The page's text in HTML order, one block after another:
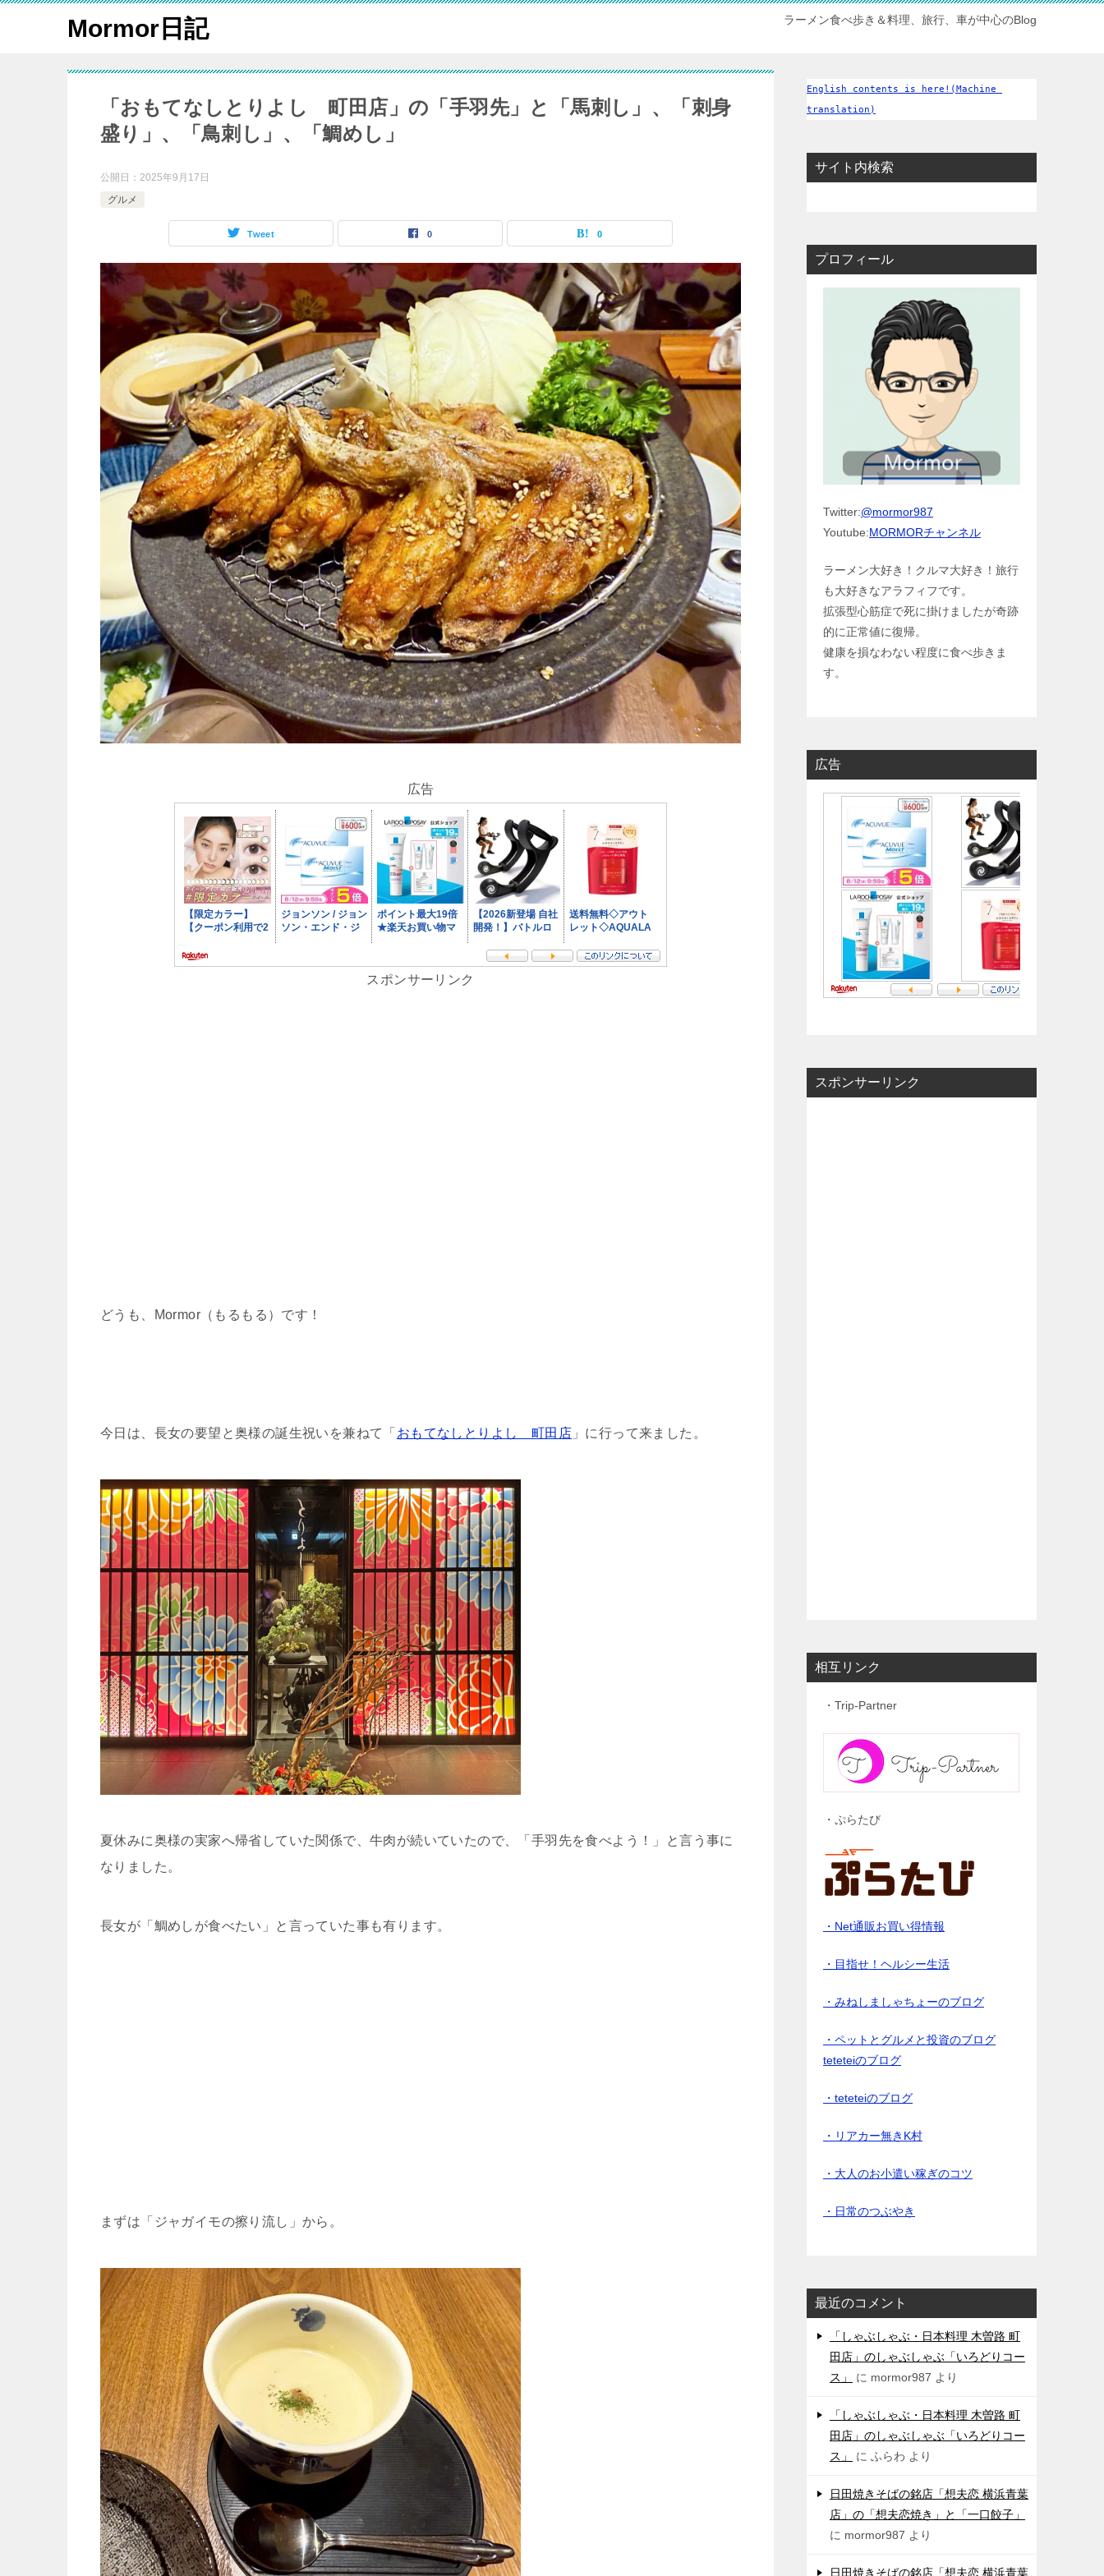
Mormor日記 ラーメン食べ歩き＆料理、旅行、車が中心のBlog
「おもてなしとりよし 町田店」の「手羽先」と「馬刺し」、「刺身
盛り」、「鳥刺し」、「鯛めし」
公開日： 2025年9月17日
グルメ
Tweet 0 0
広告
スポンサーリンク
どうも、Mormor（もるもる）です！
今日は、長女の要望と奥様の誕生祝いを兼ねて「 おもてなしとりよし 町田店 」に行って来ました。
夏休みに奥様の実家へ帰省していた関係で、牛肉が続いていたので、「手羽先を食べよう！」と言う事に
なりました。
長女が「鯛めしが食べたい」と言っていた事も有ります。
まずは「ジャガイモの擦り流し」から。
English contents is here!(Machine
translation)
サイト内検索
プロフィール
Twitter:@mormor987
Youtube:MORMORチャンネル
ラーメン大好き！クルマ大好き！旅行
も大好きなアラフィフです。
拡張型心筋症で死に掛けましたが奇跡
的に正常値に復帰。
健康を損なわない程度に食べ歩きま
す。
広告
スポンサーリンク
相互リンク
・Trip-Partner
・ぷらたび
・Net通販お買い得情報
・目指せ！ヘルシー生活
・みねしましゃちょーのブログ
・ペットとグルメと投資のブログ
teteteiのブログ
・teteteiのブログ
・リアカー無きK村
・大人のお小遣い稼ぎのコツ
・日常のつぶやき
最近のコメント
「しゃぶしゃぶ・日本料理 木曽路 町
田店」のしゃぶしゃぶ「いろどりコー
ス」
に mormor987 より
「しゃぶしゃぶ・日本料理 木曽路 町
田店」のしゃぶしゃぶ「いろどりコー
ス」
に ふらわ より
日田焼きそばの銘店「想夫恋 横浜青葉
店」の「想夫恋焼き」と「一口餃子」
に mormor987 より
日田焼きそばの銘店「想夫恋 横浜青葉